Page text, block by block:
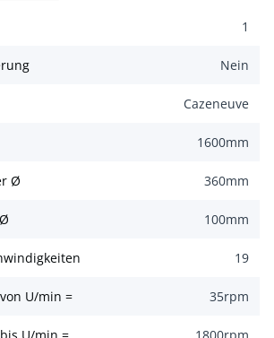
1
Nein
Cazeneuve
1600mm
Ø 360mm
100mm
19
U/min = 35rpm